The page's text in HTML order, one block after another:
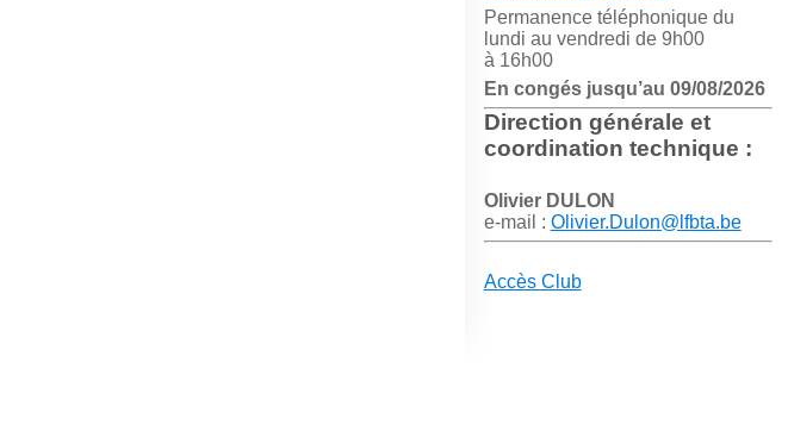
Permanence téléphonique du
lundi au vendredi de 9h00
à 16h00
En congés jusqu’au 09/08/2026
Direction générale et
coordination technique :
Olivier DULON
e-mail : Olivier.Dulon@lfbta.be
Accès Club